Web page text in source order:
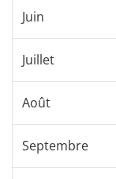
Juin
Juillet
Août
Septembre